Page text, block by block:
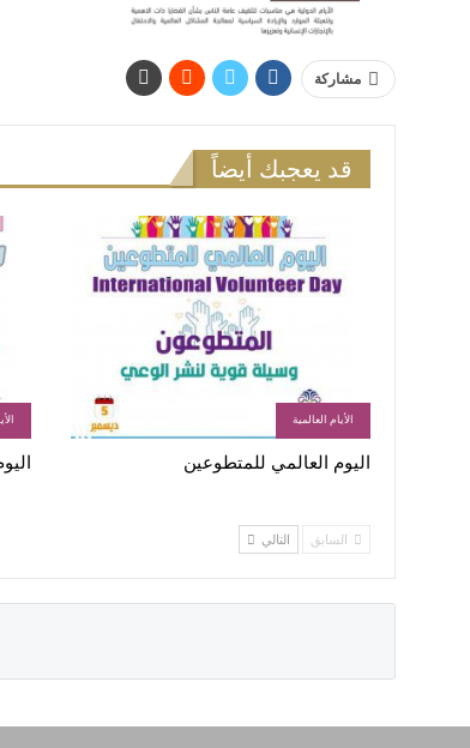
مشاركة
قد يعجبك أيضاً
الأيام العالمية
اليوم العالمي للمتطوعين
السابق التالي